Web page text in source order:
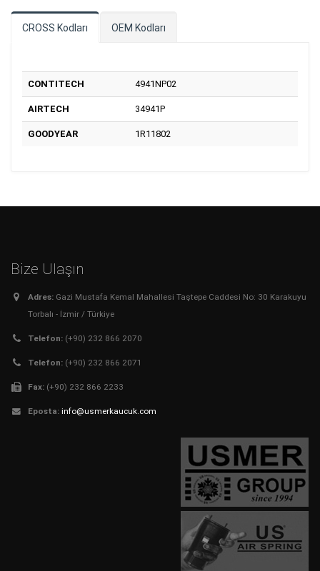
CROSS Kodları OEM Kodları
CONTITECH 4941NP02
AIRTECH 34941P
GOODYEAR 1R11802
Bize Ulaşın
Adres: Gazi Mustafa Kemal Mahallesi Taştepe Caddesi No: 30 Karakuyu
Torbalı - İzmir / Türkiye
Telefon: (+90) 232 866 2070
Telefon: (+90) 232 866 2071
Fax: (+90) 232 866 2233
Eposta: info@usmerkaucuk.com